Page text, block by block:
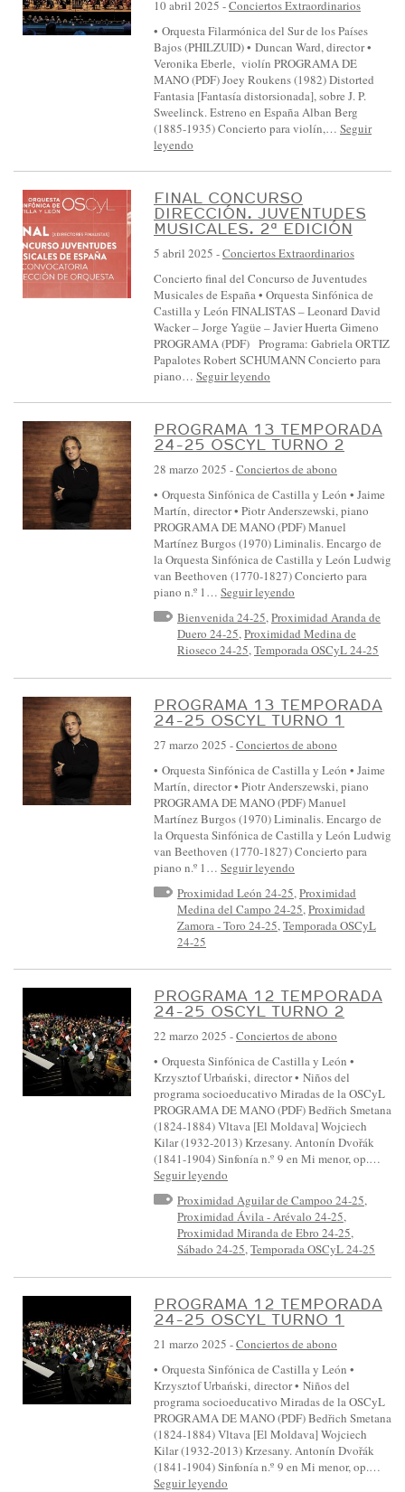
10 abril 2025 -Conciertos Extraordinarios
• Orquesta Filarmónica del Sur de los Países
Bajos (PHILZUID) • Duncan Ward, director •
Veronika Eberle, violín PROGRAMA DE
MANO (PDF) Joey Roukens (1982) Distorted
Fantasia [Fantasía distorsionada], sobre J. P.
Sweelinck. Estreno en España Alban Berg
(1885-1935) Concierto para violín,… Seguir
leyendo
FINAL CONCURSO
DIRECCIÓN. JUVENTUDES
MUSICALES. 2ª EDICIÓN
5 abril 2025 -Conciertos Extraordinarios
Concierto final del Concurso de Juventudes
Musicales de España • Orquesta Sinfónica de
Castilla y León FINALISTAS – Leonard David
Wacker – Jorge Yagüe – Javier Huerta Gimeno
PROGRAMA (PDF) Programa: Gabriela ORTIZ
Papalotes Robert SCHUMANN Concierto para
piano… Seguir leyendo
PROGRAMA 13 TEMPORADA
24-25 OSCYL TURNO 2
28 marzo 2025 -Conciertos de abono
• Orquesta Sinfónica de Castilla y León • Jaime
Martín, director • Piotr Anderszewski, piano
PROGRAMA DE MANO (PDF) Manuel
Martínez Burgos (1970) Liminalis. Encargo de
la Orquesta Sinfónica de Castilla y León Ludwig
van Beethoven (1770-1827) Concierto para
piano n.º 1… Seguir leyendo
Bienvenida 24-25,Proximidad Aranda de
Duero 24-25,Proximidad Medina de
Rioseco 24-25,Temporada OSCyL 24-25
PROGRAMA 13 TEMPORADA
24-25 OSCYL TURNO 1
27 marzo 2025 -Conciertos de abono
• Orquesta Sinfónica de Castilla y León • Jaime
Martín, director • Piotr Anderszewski, piano
PROGRAMA DE MANO (PDF) Manuel
Martínez Burgos (1970) Liminalis. Encargo de
la Orquesta Sinfónica de Castilla y León Ludwig
van Beethoven (1770-1827) Concierto para
piano n.º 1… Seguir leyendo
Proximidad León 24-25,Proximidad
Medina del Campo 24-25,Proximidad
Zamora - Toro 24-25,Temporada OSCyL
24-25
PROGRAMA 12 TEMPORADA
24-25 OSCYL TURNO 2
22 marzo 2025 -Conciertos de abono
• Orquesta Sinfónica de Castilla y León •
Krzysztof Urbański, director • Niños del
programa socioeducativo Miradas de la OSCyL
PROGRAMA DE MANO (PDF) Bedřich Smetana
(1824-1884) Vltava [El Moldava] Wojciech
Kilar (1932-2013) Krzesany. Antonín Dvořák
(1841-1904) Sinfonía n.º 9 en Mi menor, op.…
Seguir leyendo
Proximidad Aguilar de Campoo 24-25,
Proximidad Ávila - Arévalo 24-25,
Proximidad Miranda de Ebro 24-25,
Sábado 24-25,Temporada OSCyL 24-25
PROGRAMA 12 TEMPORADA
24-25 OSCYL TURNO 1
21 marzo 2025 -Conciertos de abono
• Orquesta Sinfónica de Castilla y León •
Krzysztof Urbański, director • Niños del
programa socioeducativo Miradas de la OSCyL
PROGRAMA DE MANO (PDF) Bedřich Smetana
(1824-1884) Vltava [El Moldava] Wojciech
Kilar (1932-2013) Krzesany. Antonín Dvořák
(1841-1904) Sinfonía n.º 9 en Mi menor, op.…
Seguir leyendo